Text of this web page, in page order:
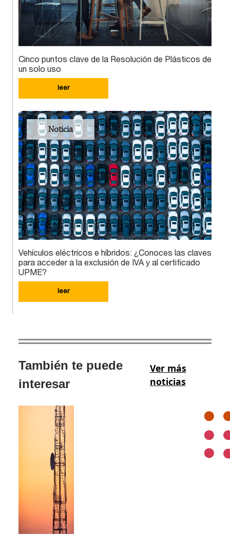
Cinco puntos clave de la Resolución de Plásticos de
un solo uso
leer
Noticia
Vehículos eléctricos e híbridos: ¿Conoces las claves
para acceder a la exclusión de IVA y al certificado
UPME?
leer
También te puede
interesar
Ver más
noticias